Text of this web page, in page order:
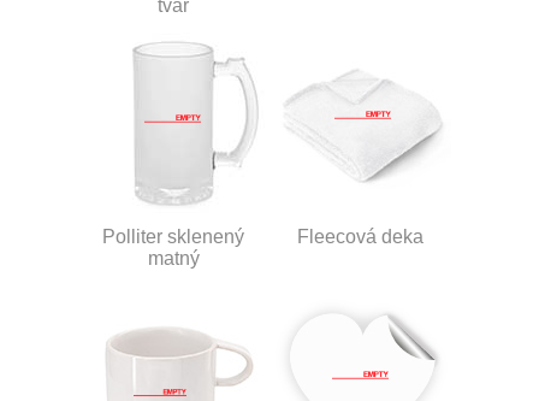
tvar
Polliter sklenený
matný
Fleecová deka